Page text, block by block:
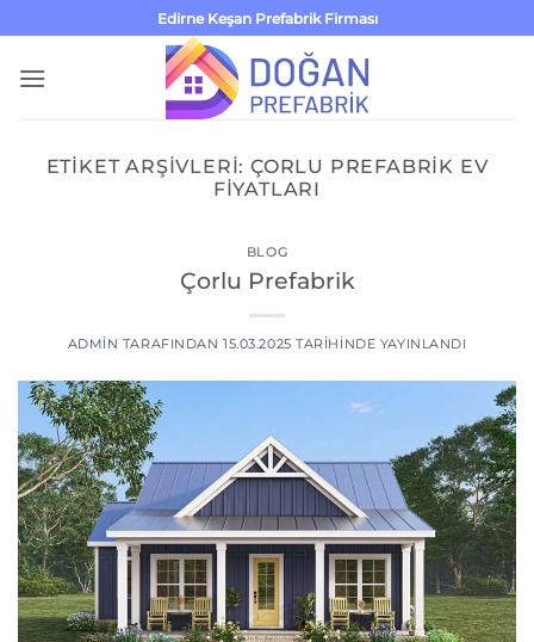
atla
Edirne Keşan Prefabrik Firması
ETIKET ARŞIVLERI: ÇORLU PREFABRIK EV
FIYATLARI
BLOG
Çorlu Prefabrik
ADMIN TARAFINDAN 15.03.2025 TARIHINDE YAYINLANDI